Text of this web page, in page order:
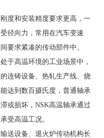
度和安装精度要求更高，一
径向力，常用在汽车变速
要求紧凑的传动部件中。
于高温环境的工业场景中，
连铸设备、热轧生产线、烧
达到数百摄氏度，普通轴承
或损坏，NSK高温轴承通过
受高温工况。
送设备、退火炉传动机构长